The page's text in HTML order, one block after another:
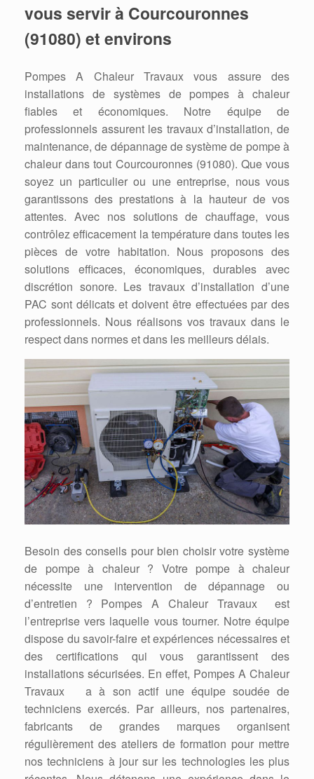
vous servir à Courcouronnes
(91080) et environs
Pompes A Chaleur Travaux vous assure des
installations de systèmes de pompes à chaleur
fiables et économiques. Notre équipe de
professionnels assurent les travaux d’installation, de
maintenance, de dépannage de système de pompe à
chaleur dans tout Courcouronnes (91080). Que vous
soyez un particulier ou une entreprise, nous vous
garantissons des prestations à la hauteur de vos
attentes. Avec nos solutions de chauffage, vous
contrôlez efficacement la température dans toutes les
pièces de votre habitation. Nous proposons des
solutions efficaces, économiques, durables avec
discrétion sonore. Les travaux d’installation d’une
PAC sont délicats et doivent être effectuées par des
professionnels. Nous réalisons vos travaux dans le
respect dans normes et dans les meilleurs délais.
Besoin des conseils pour bien choisir votre système
de pompe à chaleur ? Votre pompe à chaleur
nécessite une intervention de dépannage ou
d’entretien ? Pompes A Chaleur Travaux est
l’entreprise vers laquelle vous tourner. Notre équipe
dispose du savoir-faire et expériences nécessaires et
des certifications qui vous garantissent des
installations sécurisées. En effet, Pompes A Chaleur
Travaux a à son actif une équipe soudée de
techniciens exercés. Par ailleurs, nos partenaires,
fabricants de grandes marques organisent
régulièrement des ateliers de formation pour mettre
nos techniciens à jour sur les technologies les plus